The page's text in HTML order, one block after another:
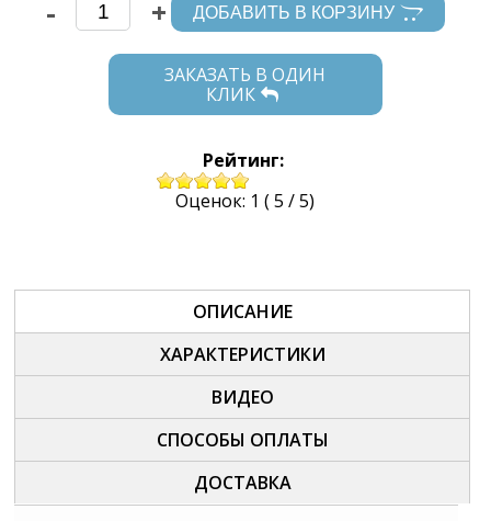
ДОБАВИТЬ В КОРЗИНУ
ЗАКАЗАТЬ В ОДИН
КЛИК
Рейтинг:
Оценок: 1 (5 /5)
ОПИСАНИЕ
ХАРАКТЕРИСТИКИ
ВИДЕО
СПОСОБЫ ОПЛАТЫ
ДОСТАВКА